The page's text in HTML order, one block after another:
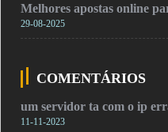
Melhores apostas online
29-08-2025
COMENTÁRIOS
um servidor ta com o ip
11-11-2023